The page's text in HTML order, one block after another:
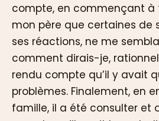
compte, en commençant à
mon père que certaines de
ses réactions, ne me
comment dirais-je,
rendu compte qu’il y avait
problèmes. Finalement, en
famille, il a été consulter et